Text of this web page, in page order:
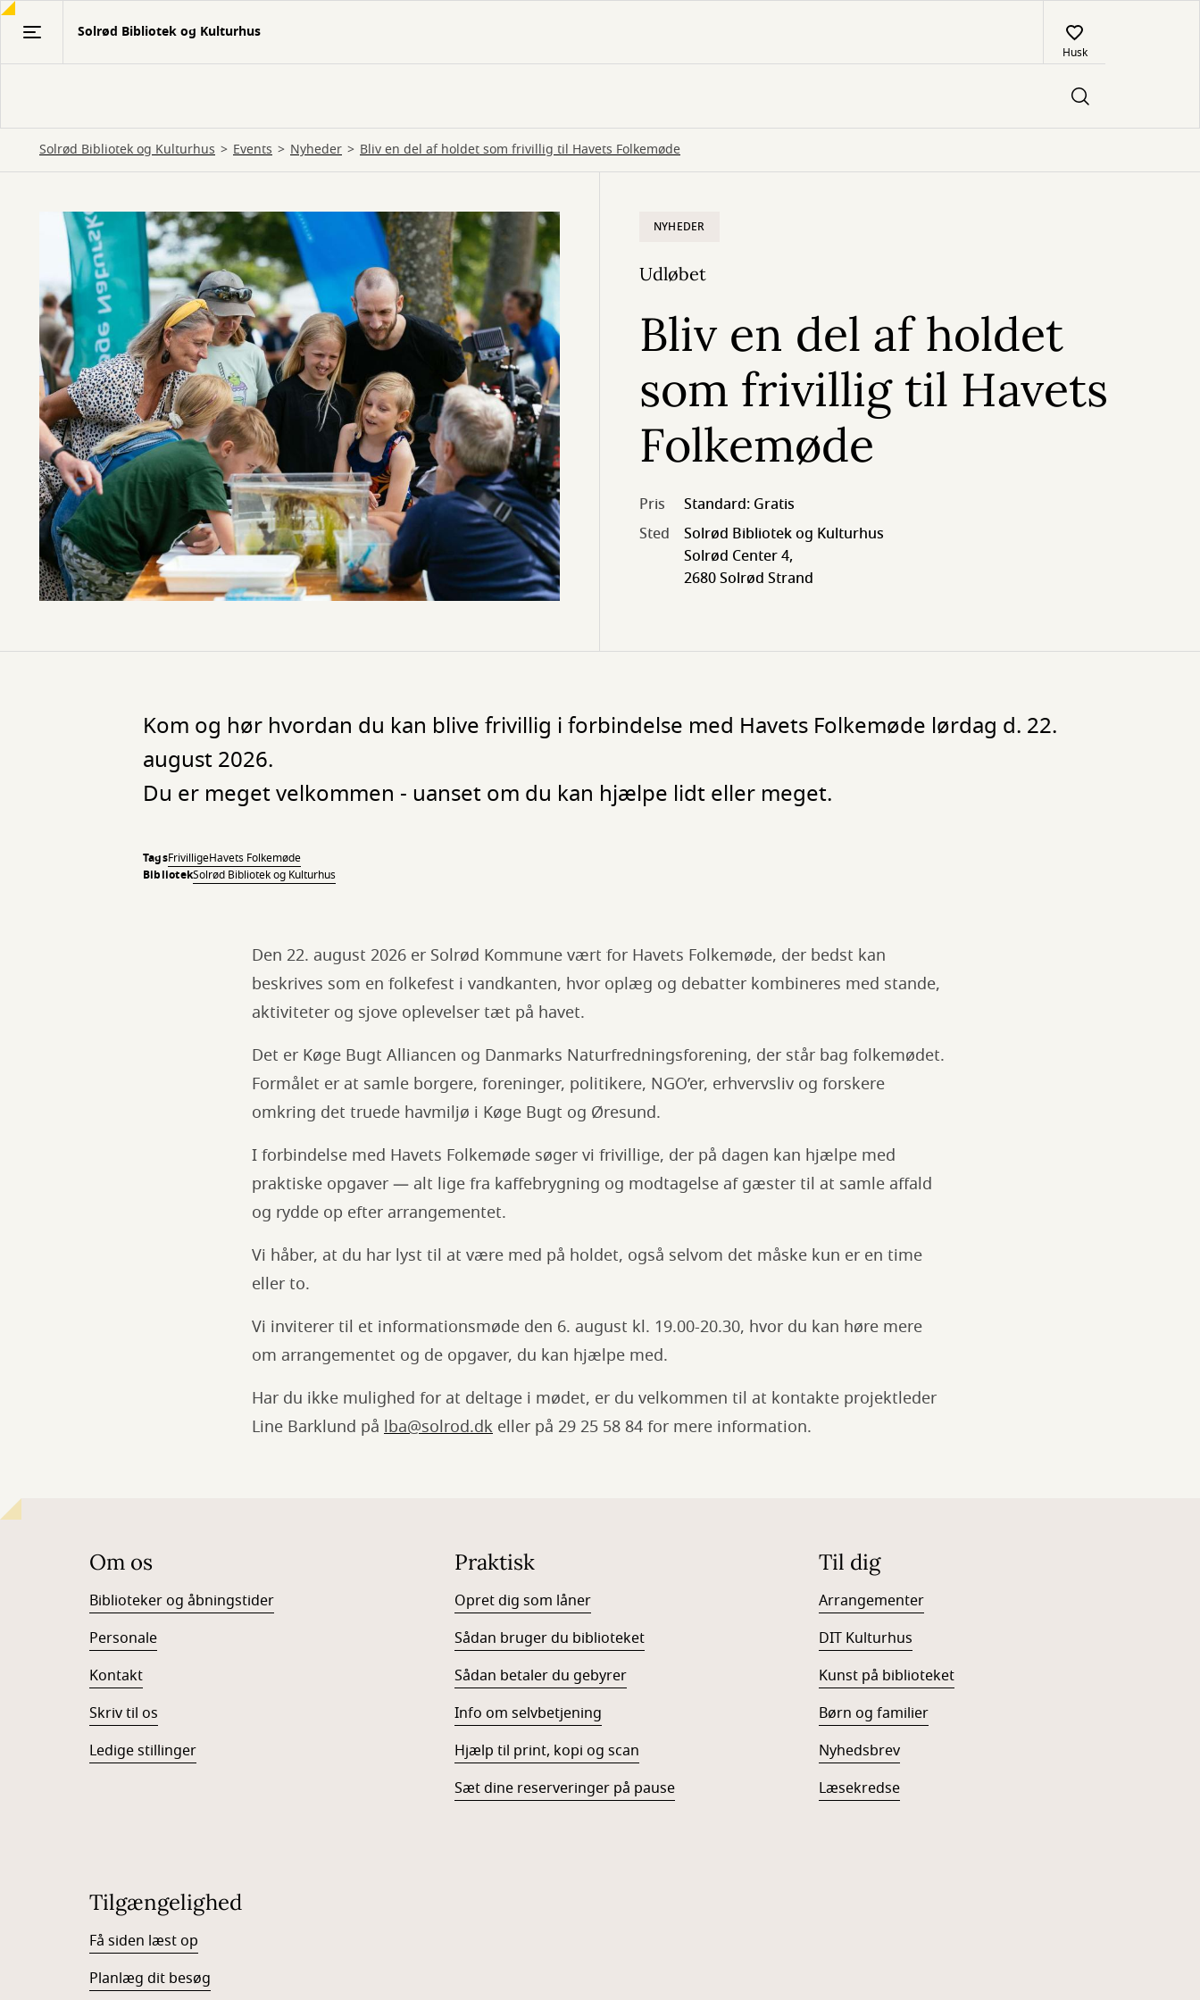
Gå
Solrød Bibliotek og Kulturhus
Husk
Solrød Bibliotek og Kulturhus Events Nyheder Bliv en del af holdet som frivillig til Havets Folkemøde
NYHEDER
Udløbet
Bliv en del af holdet
som frivillig til Havets
Folkemøde
Pris
Standard: Gratis
Sted
Solrød Bibliotek og Kulturhus
Solrød Center 4,
2680 Solrød Strand
Kom og hør hvordan du kan blive frivillig i forbindelse med Havets Folkemøde lørdag d. 22.
august 2026.
Du er meget velkommen - uanset om du kan hjælpe lidt eller meget.
TagsFrivilligeHavets Folkemøde
BibliotekSolrød Bibliotek og Kulturhus
Den 22. august 2026 er Solrød Kommune vært for Havets Folkemøde, der bedst kan
beskrives som en folkefest i vandkanten, hvor oplæg og debatter kombineres med stande,
aktiviteter og sjove oplevelser tæt på havet.
Det er Køge Bugt Alliancen og Danmarks Naturfredningsforening, der står bag folkemødet.
Formålet er at samle borgere, foreninger, politikere, NGO’er, erhvervsliv og forskere
omkring det truede havmiljø i Køge Bugt og Øresund.
I forbindelse med Havets Folkemøde søger vi frivillige, der på dagen kan hjælpe med
praktiske opgaver — alt lige fra kaffebrygning og modtagelse af gæster til at samle affald
og rydde op efter arrangementet.
Vi håber, at du har lyst til at være med på holdet, også selvom det måske kun er en time
eller to.
Vi inviterer til et informationsmøde den 6. august kl. 19.00-20.30, hvor du kan høre mere
om arrangementet og de opgaver, du kan hjælpe med.
Har du ikke mulighed for at deltage i mødet, er du velkommen til at kontakte projektleder
Line Barklund på lba@solrod.dk eller på 29 25 58 84 for mere information.
Om os
Biblioteker og åbningstider
Personale
Kontakt
Skriv til os
Ledige stillinger
Praktisk
Opret dig som låner
Sådan bruger du biblioteket
Sådan betaler du gebyrer
Info om selvbetjening
Hjælp til print, kopi og scan
Sæt dine reserveringer på pause
Til dig
Arrangementer
DIT Kulturhus
Kunst på biblioteket
Børn og familier
Nyhedsbrev
Læsekredse
Tilgængelighed
Få siden læst op
Planlæg dit besøg